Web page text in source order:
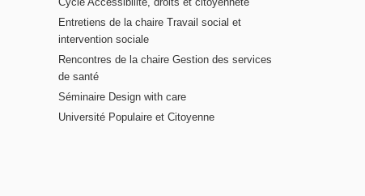
Entretiens de la chaire Travail social et
intervention sociale
Rencontres de la chaire Gestion des services
de santé
Séminaire Design with care
Université Populaire et Citoyenne